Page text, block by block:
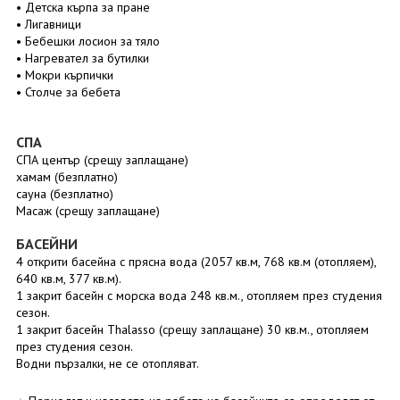
• Детска кърпа за пране
• Лигавници
• Бебешки лосион за тяло
• Нагревател за бутилки
• Мокри кърпички
• Столче за бебета
СПА
СПА център (срещу заплащане)
хамам (безплатно)
сауна (безплатно)
Масаж (срещу заплащане)
БАСЕЙНИ
4 открити басейна с прясна вода (2057 кв.м, 768 кв.м (отопляем),
640 кв.м, 377 кв.м).
1 закрит басейн с морска вода 248 кв.м., отопляем през студения
сезон.
1 закрит басейн Thalasso (срещу заплащане) 30 кв.м., отопляем
през студения сезон.
Водни пързалки, не се отопляват.